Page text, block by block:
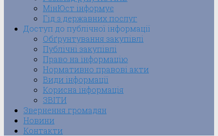
МінЮст інформує
Гід з державних послуг
Доступ до публічної інформації
Обґрунтування закупівлі
Публічні закупівлі
Право на інформацію
Нормативно правові акти
Види інформації
Корисна інформація
ЗВІТИ
Звернення громадян
Новини
Контакти